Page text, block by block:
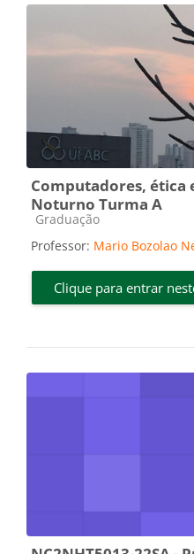
Computadores, ética
Noturno Turma A
Categoria do curso
Graduação
Professor: Mario Bozolao
Clique para entrar